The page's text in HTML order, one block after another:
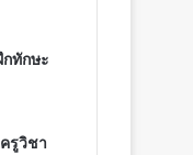
ทักษะ
รูวิชา